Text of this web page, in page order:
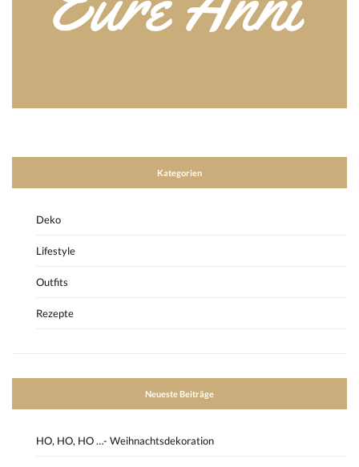
Kategorien
Deko
Lifestyle
Outfits
Rezepte
Neueste Beiträge
HO, HO, HO …- Weihnachtsdekoration